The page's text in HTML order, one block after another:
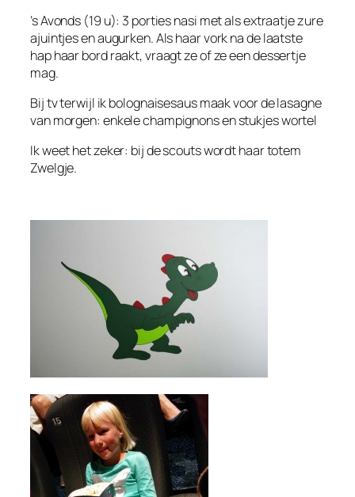
’s Avonds (19 u): 3 porties nasi met als extraatje zure
ajuintjes en augurken. Als haar vork na de laatste
hap haar bord raakt, vraagt ze of ze een dessertje
mag.
Bij tv terwijl ik bolognaisesaus maak voor de lasagne
van morgen: enkele champignons en stukjes wortel
Ik weet het zeker: bij de scouts wordt haar totem
Zwelgje.